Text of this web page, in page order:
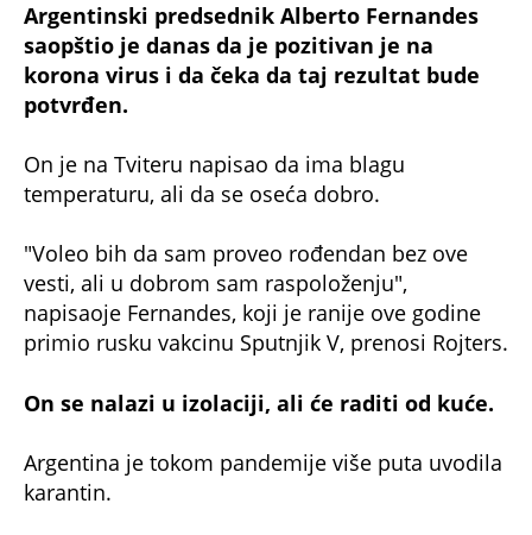
Argentinski predsednik Alberto Fernandes
saopštio je danas da je pozitivan je na
korona virus i da čeka da taj rezultat bude
potvrđen.
On je na Tviteru napisao da ima blagu
temperaturu, ali da se oseća dobro.
"Voleo bih da sam proveo rođendan bez ove
vesti, ali u dobrom sam raspoloženju",
napisaoje Fernandes, koji je ranije ove godine
primio rusku vakcinu Sputnjik V, prenosi Rojters.
On se nalazi u izolaciji, ali će raditi od kuće.
Argentina je tokom pandemije više puta uvodila
karantin.